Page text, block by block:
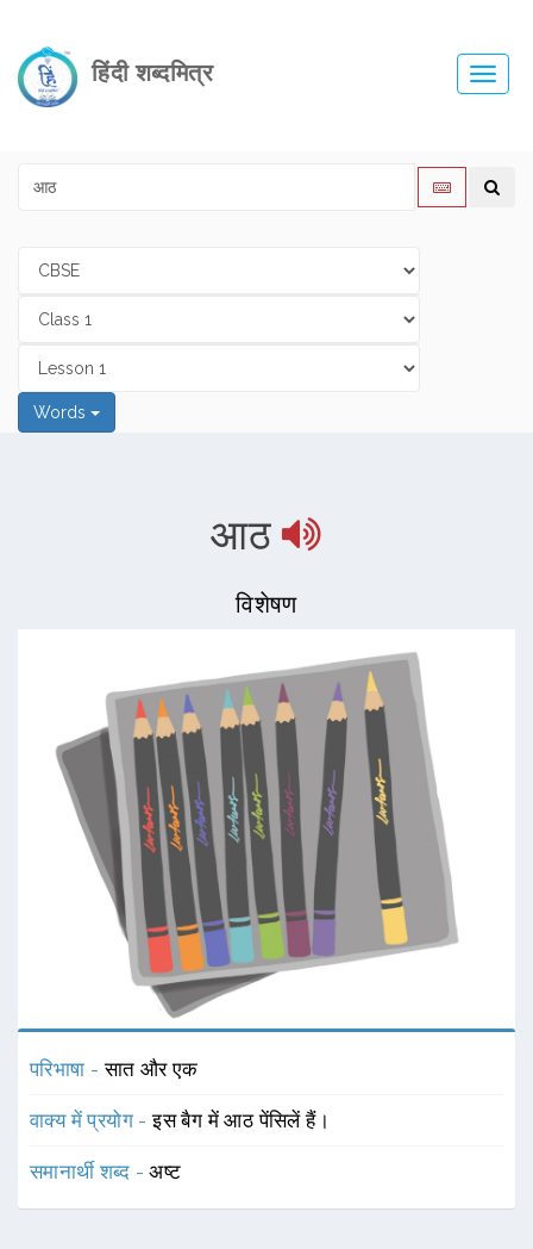
हिंदी शब्दमित्र
Words
आठ
विशेषण
परिभाषा -सात और एक
वाक्य में प्रयोग -इस बैग में आठ पेंसिलें हैं।
समानार्थी शब्द -अष्ट